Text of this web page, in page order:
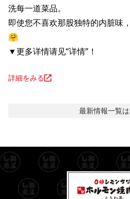
洗每一道菜品。
即使您不喜欢那股独特的内脏味
🤗
▼更多详情请见“详情”！
詳細をみる
最新情報一覧